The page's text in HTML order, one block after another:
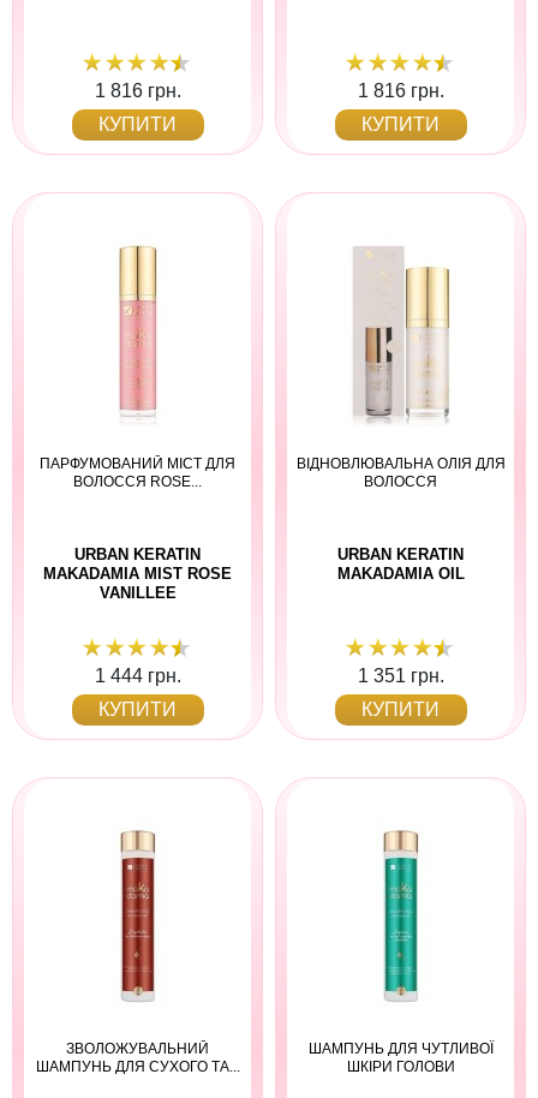
1 816 грн.
КУПИТИ
1 816 грн.
КУПИТИ
ПАРФУМОВАНИЙ МІСТ ДЛЯ
ВОЛОССЯ ROSE...
URBAN KERATIN
MAKADAMIA MIST ROSE
VANILLEE
1 444 грн.
КУПИТИ
ВІДНОВЛЮВАЛЬНА ОЛІЯ ДЛЯ
ВОЛОССЯ
URBAN KERATIN
MAKADAMIA OIL
1 351 грн.
КУПИТИ
ЗВОЛОЖУВАЛЬНИЙ
ШАМПУНЬ ДЛЯ СУХОГО ТА...
ШАМПУНЬ ДЛЯ ЧУТЛИВОЇ
ШКІРИ ГОЛОВИ